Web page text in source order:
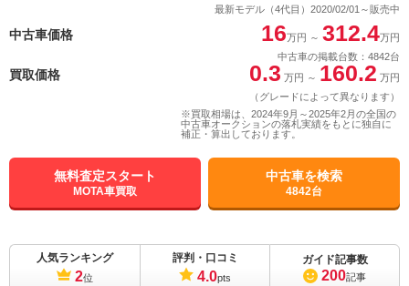
最新モデル（4代目）2020/02/01～販売中
中古車価格 16万円 ～ 312.4万円
中古車の掲載台数：4842台
買取価格 0.3 万円 ～ 160.2 万円
（グレードによって異なります）
※買取相場は、2024年9月～2025年2月の全国の
中古車オークションの落札実績をもとに独自に
補正・算出しております。
無料査定スタート
MOTA車買取
中古車を検索
4842台
人気ランキング
2位
評判・口コミ
4.0pts
ガイド記事数
200記事